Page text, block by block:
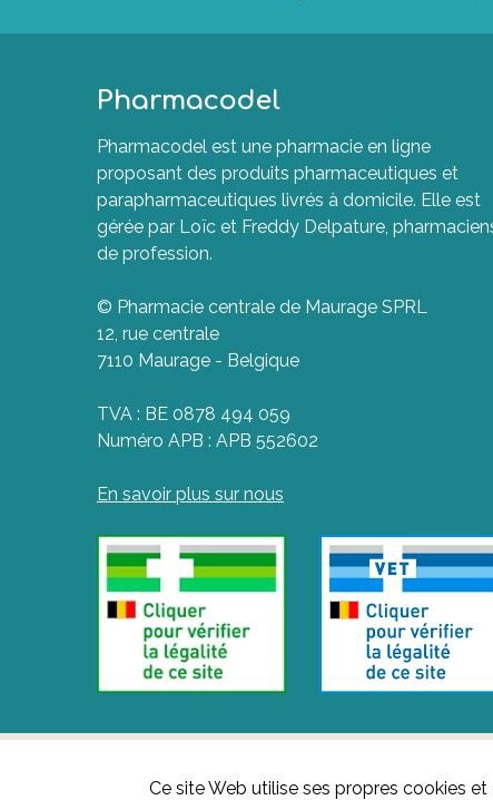
Pharmacodel
Pharmacodel est une pharmacie en ligne
proposant des produits pharmaceutiques et
parapharmaceutiques livrés à domicile. Elle est
gérée par Loïc et Freddy Delpature,
de profession.
© Pharmacie centrale de Maurage SPRL
12, rue centrale
7110 Maurage - Belgique
TVA : BE 0878 494 059
Numéro APB : APB 552602
En savoir plus sur nous
Ce site Web utilise ses propres cookies